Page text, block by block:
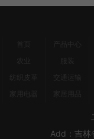
Add： 吉林